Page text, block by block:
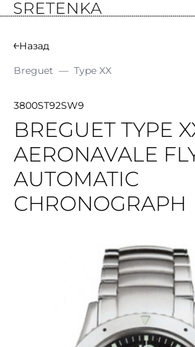
Назад
Breguet — Type XX
3800ST92SW9
BREGUET TYPE
AERONAVALE
AUTOMATIC
CHRONOGRAPH